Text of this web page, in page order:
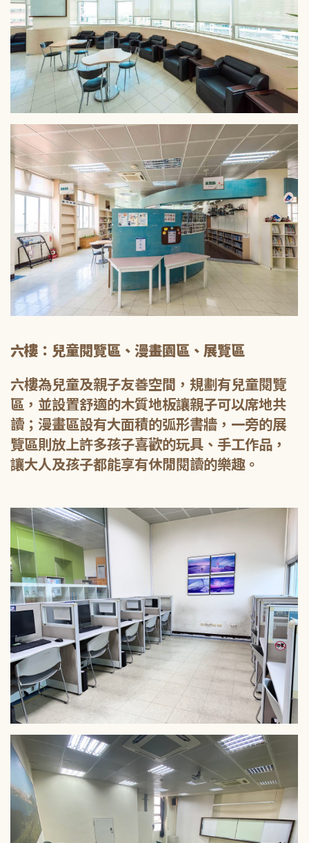
六樓：兒童閱覽區、漫畫園區、展覽區
六樓為兒童及親子友善空間，規劃有兒童閱覽
區，並設置舒適的木質地板讓親子可以席地共
讀；漫畫區設有大面積的弧形書牆，一旁的展
覽區則放上許多孩子喜歡的玩具、手工作品，
讓大人及孩子都能享有休閒閱讀的樂趣。